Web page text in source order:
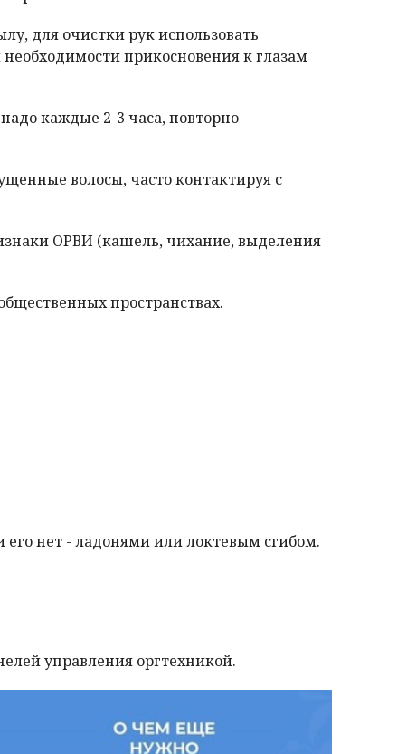
для очистки рук использовать
прикосновения к глазам
каждые 2-3 часа, повторно
волосы, часто контактируя с
ОРВИ (кашель, чихание, выделения
пространствах.
нет - ладонями или локтевым сгибом.
управления оргтехникой.